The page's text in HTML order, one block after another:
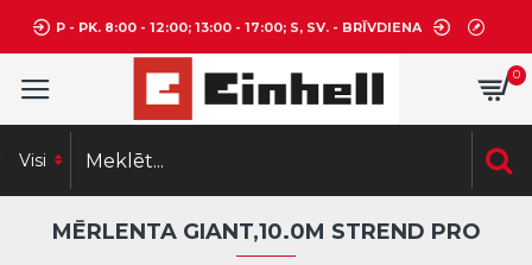
P - PK. 8:00 - 12:00; 13:00 - 17:00; S, SV. - BRĪVDIENA
0
Visi
MĒRLENTA GIANT,10.0M STREND PRO